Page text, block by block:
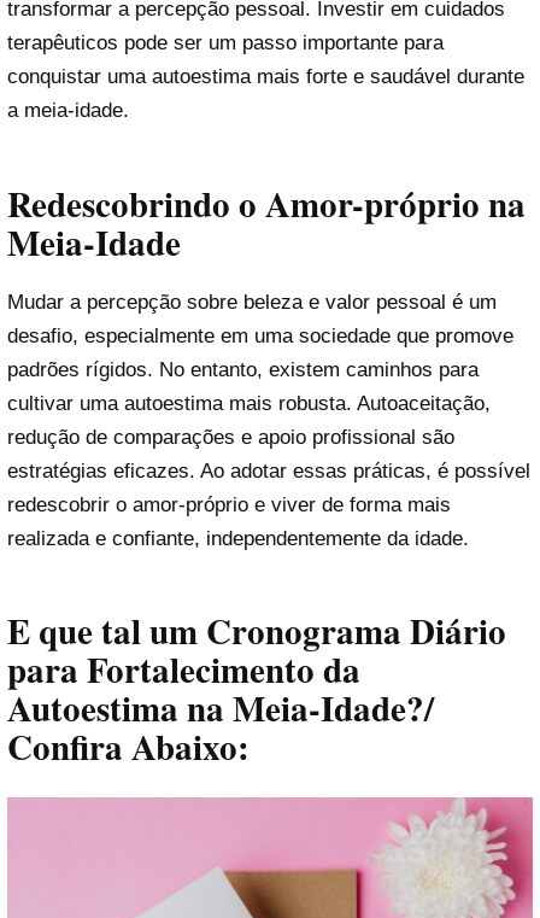
transformar a percepção pessoal. Investir em cuidados
terapêuticos pode ser um passo importante para
conquistar uma autoestima mais forte e saudável durante
a meia-idade.
Redescobrindo o Amor-próprio na
Meia-Idade
Mudar a percepção sobre beleza e valor pessoal é um
desafio, especialmente em uma sociedade que promove
padrões rígidos. No entanto, existem caminhos para
cultivar uma autoestima mais robusta. Autoaceitação,
redução de comparações e apoio profissional são
estratégias eficazes. Ao adotar essas práticas, é possível
redescobrir o amor-próprio e viver de forma mais
realizada e confiante, independentemente da idade.
E que tal umCronograma Diário
para Fortalecimento da
Autoestima na Meia-Idade?/
Confira Abaixo: